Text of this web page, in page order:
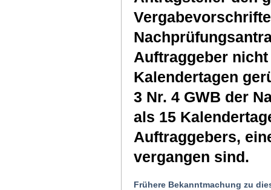
Auftraggeber
Kalendertagen
3 Nr. 4 GWB der
als 15
Auftraggebers,
vergangen sind.
Frühere Bekanntmachung zu